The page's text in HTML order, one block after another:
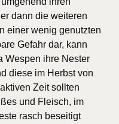
dann die weiteren
einer wenig genutzten
Gefahr dar, kann
Wespen ihre Nester
diese im Herbst von
Zeit sollten
und Fleisch, im
rasch beseitigt